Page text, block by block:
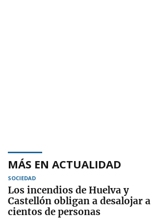
MÁS EN ACTUALIDAD
SOCIEDAD
Los incendios de Huelva y
Castellón obligan a desalojar a
cientos de personas